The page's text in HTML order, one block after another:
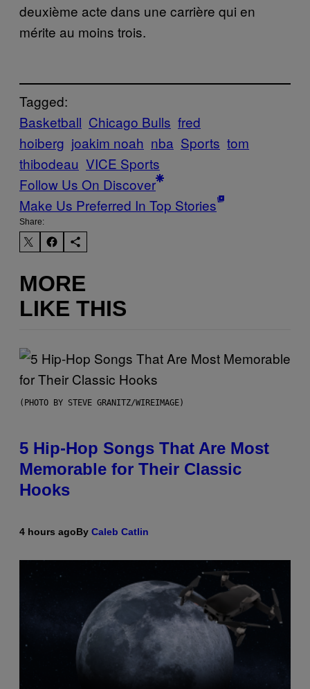
deuxième acte dans une carrière qui en
mérite au moins trois.
Tagged:
Basketball Chicago Bulls fred
hoiberg joakim noah nba Sports tom
thibodeau VICE Sports
Follow Us On Discover
Make Us Preferred In Top Stories
Share:
MORE
LIKE THIS
(PHOTO BY STEVE GRANITZ/WIREIMAGE)
5 Hip-Hop Songs That Are Most
Memorable for Their Classic
Hooks
4 hours agoBy Caleb Catlin